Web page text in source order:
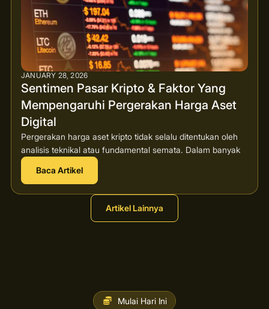
JANUARY 28, 2026
Sentimen Pasar Kripto & Faktor Yang
Mempengaruhi Pergerakan Harga Aset
Digital
Pergerakan harga aset kripto tidak selalu ditentukan oleh
analisis teknikal atau fundamental semata. Dalam banyak
Baca Artikel
Artikel Lainnya
Mulai Hari Ini